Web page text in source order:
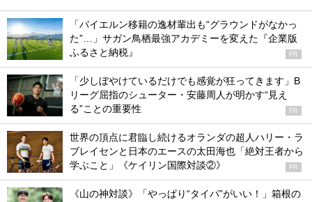
「バイエルン移籍の逸材輩出も“グラウンドがなかっ
た”…」サガン鳥栖最強アカデミーを変えた『企業版
ふるさと納税』
PR
「少しぼやけているだけでも感覚が狂ってきます」B
リーグ屈指のシューター・安藤周人が明かす“見え
る”ことの重要性
PR
世界の頂点に君臨し続けるオランダの超人ハリー・ラ
ブレイセンと日本のエースの太田海也「絶対王者から
学ぶこと」《ケイリン国際対談②》
PR
《山の神対談》「やっぱり“タイパ”がいい！」箱根の